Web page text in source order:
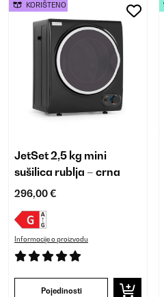
JetSet 2,5 kg mini
sušilica rublja – crna
296,00 €
Informacije o proizvodu
Pojedinosti
KORIŠTENO